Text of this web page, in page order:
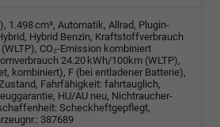
1.498 cm³, Automatik, Allrad, Plugin-
Hybrid Benzin, Kraftstoffverbrauch
CO₂-Emission kombiniert
24.20 kWh/100km (WLTP),
kombiniert), F (bei entladener Batterie),
Fahrfähigkeit: fahrtauglich,
HU/AU neu, Nichtraucher-
Scheckheftgepflegt,
387689